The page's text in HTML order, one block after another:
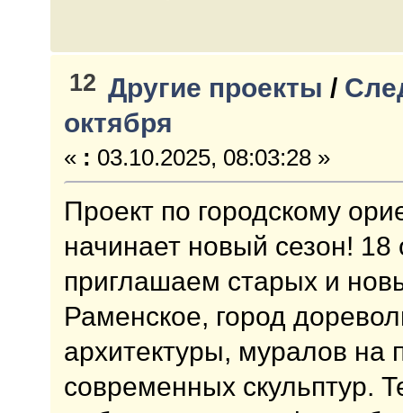
12 Другие проекты /
октября
« : 03.10.2025, 08:03:28 »
Проект по городскому
начинает новый сезон!
приглашаем старых и
Раменское, город
архитектуры, муралов на
современных скульптур.